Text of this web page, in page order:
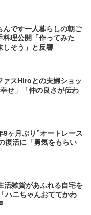
です一人暮らしの朝ご
理公開「作ってみた
しそう」と反響
ァスHiroとの夫婦ショッ
せ」「仲の良さが伝わ
9ヶ月ぶり”オートレース
復活に「勇気をもらい
活雑貨があふれる自宅を
ハニちゃんおててかわ